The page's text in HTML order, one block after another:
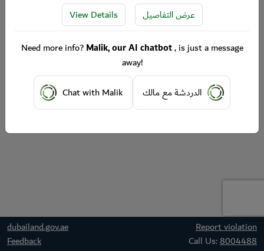
dubailand.gov.ae
Report violation
Feedback
Call Us:8004488
View Details
عرض التفاصيل
Need more info?Malik, our AI chatbot, is just a message
away!
Chat with Malik
الدردشة مع مالك